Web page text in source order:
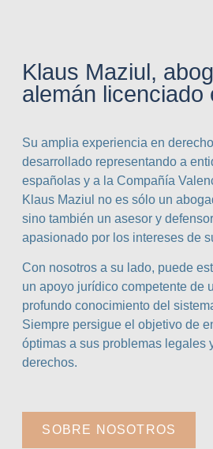
Klaus Maziul,
alemán licenciado
Su amplia experiencia en
desarrollado representando a
españolas y a la Compañía
Klaus Maziul no es sólo un
sino también un asesor y
apasionado por los intereses de
Con nosotros a su lado, puede
un apoyo jurídico competente de
profundo conocimiento del
Siempre persigue el objetivo de
óptimas a sus problemas legales
derechos.
SOBRE NOSOTROS